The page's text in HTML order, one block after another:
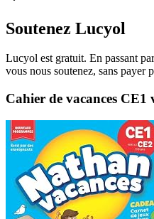
Soutenez Lucyol
Lucyol est gratuit. En passant
vous nous soutenez, sans payer
Cahier de vacances CE1